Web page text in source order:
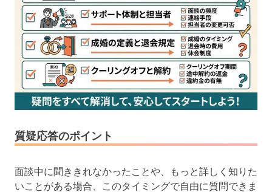
質疑応答のポイント
面談中に聞ききれなかったことや、もっと詳しく知りた
いことがある場合、このタイミングで自由に質問できま